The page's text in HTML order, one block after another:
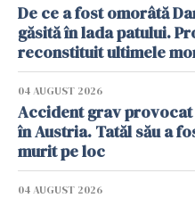
De ce a fost omorâtă
găsită în lada patului.
reconstituit ultimele
04 AUGUST 2026
Accident grav provocat
în Austria. Tatăl său a
murit pe loc
04 AUGUST 2026